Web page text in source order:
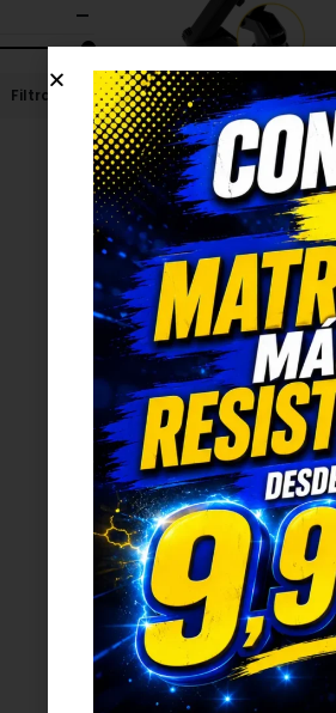
BALIZA V16,SEÑALIZACIÓN
Soporte Baliza V16 con Ventosa largo
12,50€
AÑADIR AL CARRITO
-22%
SEÑALIZACIÓN ,BALIZA V16
Kit baliza V16 con chaleco reflectante
59,99
€ 46,99€
Filtrar